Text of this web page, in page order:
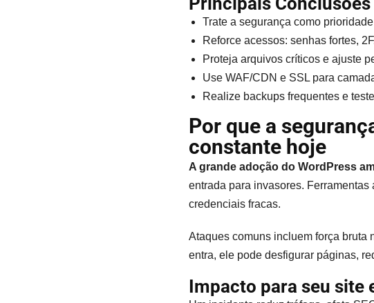
Trate a segurança como
Reforce acessos: senhas fortes,
Proteja arquivos críticos e ajuste
Use WAF/CDN e SSL para
Realize backups frequentes e
Por que a
constante hoje
A grande adoção do WordPress
entrada para invasores.
credenciais fracas.
Ataques comuns incluem força bruta
entra, ele pode desfigurar páginas,
Impacto para seu site